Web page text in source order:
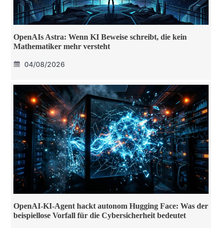
OpenAIs Astra: Wenn KI Beweise schreibt, die kein
Mathematiker mehr versteht
04/08/2026
OpenAI-KI-Agent hackt autonom Hugging Face: Was der
beispiellose Vorfall für die Cybersicherheit bedeutet